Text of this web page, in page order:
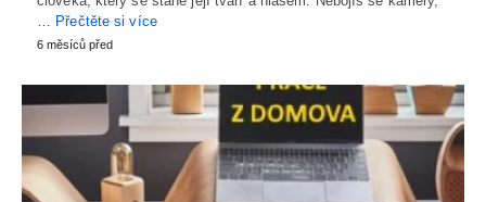
… Přečtěte si více
6 měsíců před